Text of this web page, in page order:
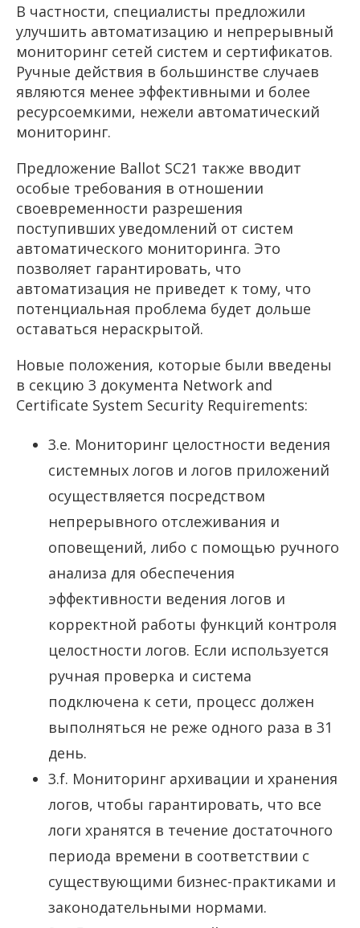
В частности, специалисты предложили
улучшить автоматизацию и непрерывный
мониторинг сетей систем и сертификатов.
Ручные действия в большинстве случаев
являются менее эффективными и более
ресурсоемкими, нежели автоматический
мониторинг.
Предложение Ballot SC21 также вводит
особые требования в отношении
своевременности разрешения
поступивших уведомлений от систем
автоматического мониторинга. Это
позволяет гарантировать, что
автоматизация не приведет к тому, что
потенциальная проблема будет дольше
оставаться нераскрытой.
Новые положения, которые были введены
в секцию 3 документа Network and
Certificate System Security Requirements:
3.e. Мониторинг целостности ведения
системных логов и логов приложений
осуществляется посредством
непрерывного отслеживания и
оповещений, либо с помощью ручного
анализа для обеспечения
эффективности ведения логов и
корректной работы функций контроля
целостности логов. Если используется
ручная проверка и система
подключена к сети, процесс должен
выполняться не реже одного раза в 31
день.
3.f. Мониторинг архивации и хранения
логов, чтобы гарантировать, что все
логи хранятся в течение достаточного
периода времени в соответствии с
существующими бизнес-практиками и
законодательными нормами.